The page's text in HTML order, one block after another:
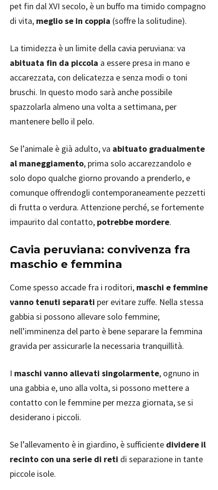
pet fin dal XVI secolo, è un buffo ma timido compagno
di vita, meglio se in coppia (soffre la solitudine).
La timidezza è un limite della cavia peruviana: va
abituata fin da piccola a essere presa in mano e
accarezzata, con delicatezza e senza modi o toni
bruschi. In questo modo sarà anche possibile
spazzolarla almeno una volta a settimana, per
mantenere bello il pelo.
Se l’animale è già adulto, va abituato gradualmente
al maneggiamento, prima solo accarezzandolo e
solo dopo qualche giorno provando a prenderlo, e
comunque offrendogli contemporaneamente pezzetti
di frutta o verdura. Attenzione perché, se fortemente
impaurito dal contatto, potrebbe mordere.
Cavia peruviana: convivenza fra
maschio e femmina
Come spesso accade fra i roditori, maschi e femmine
vanno tenuti separati per evitare zuffe. Nella stessa
gabbia si possono allevare solo femmine;
nell’imminenza del parto è bene separare la femmina
gravida per assicurarle la necessaria tranquillità.
I maschi vanno allevati singolarmente, ognuno in
una gabbia e, uno alla volta, si possono mettere a
contatto con le femmine per mezza giornata, se si
desiderano i piccoli.
Se l’allevamento è in giardino, è sufficiente dividere il
recinto con una serie di reti di separazione in tante
piccole isole.